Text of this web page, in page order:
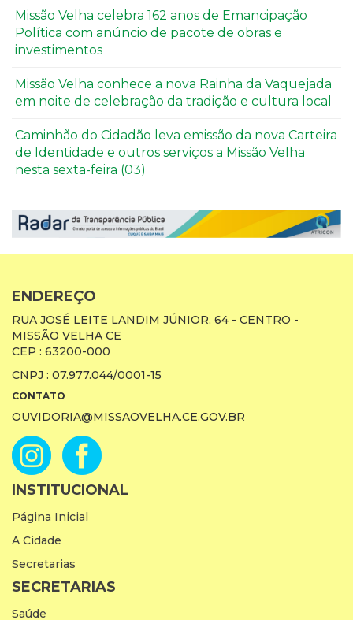
Missão Velha celebra 162 anos de Emancipação
Política com anúncio de pacote de obras e
investimentos
Missão Velha conhece a nova Rainha da Vaquejada
em noite de celebração da tradição e cultura local
Caminhão do Cidadão leva emissão da nova Carteira
de Identidade e outros serviços a Missão Velha
nesta sexta-feira (03)
ENDEREÇO
RUA JOSÉ LEITE LANDIM JÚNIOR, 64 - CENTRO -
MISSÃO VELHA CE
CEP : 63200-000
CNPJ : 07.977.044/0001-15
CONTATO
OUVIDORIA@MISSAOVELHA.CE.GOV.BR
INSTITUCIONAL
Página Inicial
A Cidade
Secretarias
SECRETARIAS
Saúde